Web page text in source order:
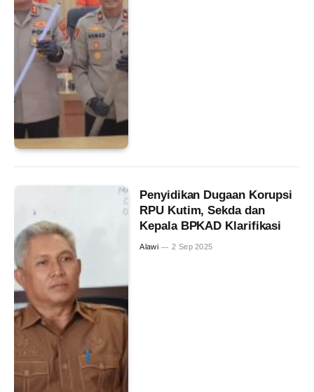
Penyidikan Dugaan Korupsi
RPU Kutim, Sekda dan
Kepala BPKAD Klarifikasi
Alawi 2 Sep 2025